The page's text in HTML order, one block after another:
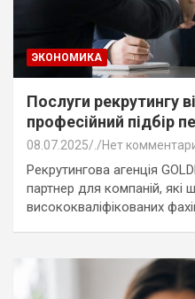
ЭКОНОМИКА
Послуги рекрутингу
професійний підбір
08.07.2025 Нет
Рекрутингова агенція
партнер для компаній, які
висококваліфікованих